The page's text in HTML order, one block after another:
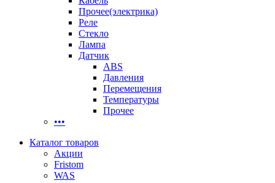
Прочее(электрика)
Реле
Стекло
Лампа
Датчик
ABS
Давления
Перемещения
Температуры
Прочее
•••
Каталог товаров
Акции
Fristom
WAS